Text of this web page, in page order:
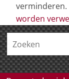
verminderen.
worden